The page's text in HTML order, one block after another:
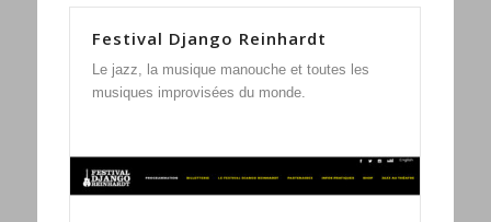
Festival Django Reinhardt
Le jazz, la musique manouche et toutes les
musiques improvisées du monde.